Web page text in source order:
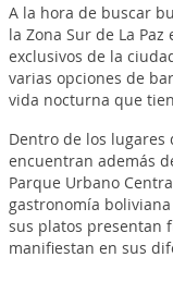
A la hora de buscar
la Zona Sur de La
exclusivos de la
varias opciones de
vida nocturna que
Dentro de los
encuentran además
Parque Urbano
gastronomía
sus platos presentan
manifiestan en sus